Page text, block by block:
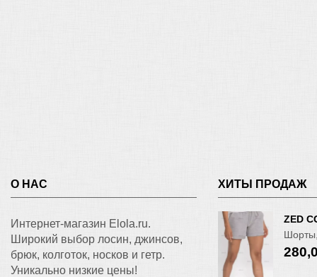
О НАС
Интернет-магазин Elola.ru.
Широкий выбор лосин, джинсов,
брюк, колготок, носков и гетр.
Уникально низкие цены!
ХИТЫ ПРОДАЖ
ZED